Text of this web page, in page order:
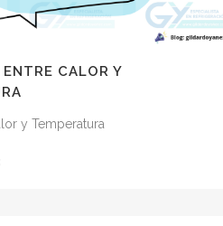
CALOR Y
y Temperatura